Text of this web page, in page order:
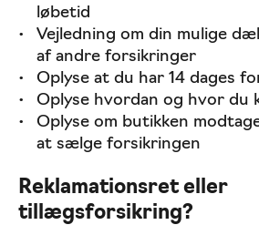
løbetid
Vejledning om din mulige
af andre forsikringer
Oplyse at du har 14 dages
Oplyse hvordan og hvor du
Oplyse om butikken
at sælge forsikringen
Reklamationsret eller
tillægsforsikring?